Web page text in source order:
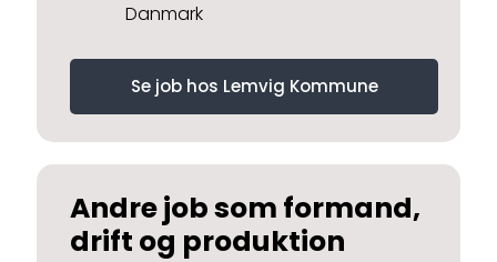
Danmark
Se job hos Lemvig Kommune
Andre job som formand,
drift og produktion